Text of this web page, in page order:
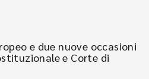
e due nuove occasioni
e Corte di